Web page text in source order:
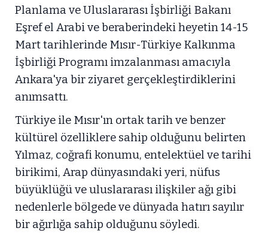
Planlama ve Uluslararası İşbirliği Bakanı
Eşref el Arabi ve beraberindeki heyetin 14-15
Mart tarihlerinde Mısır-Türkiye Kalkınma
İşbirliği Programı imzalanması amacıyla
Ankara'ya bir ziyaret gerçekleştirdiklerini
anımsattı.
Türkiye ile Mısır'ın ortak tarih ve benzer
kültürel özelliklere sahip olduğunu belirten
Yılmaz, coğrafi konumu, entelektüel ve tarihi
birikimi, Arap dünyasındaki yeri, nüfus
büyüklüğü ve uluslararası ilişkiler ağı gibi
nedenlerle bölgede ve dünyada hatırı sayılır
bir ağırlığa sahip olduğunu söyledi.